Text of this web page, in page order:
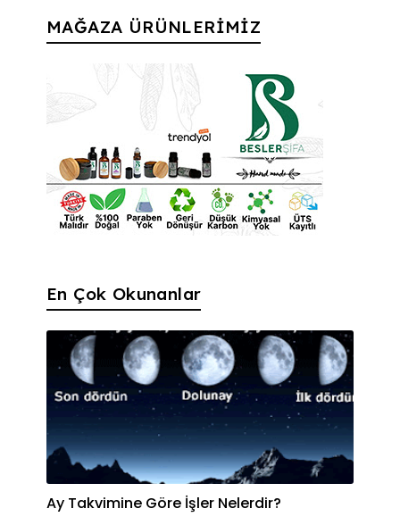
MAĞAZA ÜRÜNLERİMİZ
En Çok Okunanlar
Ay Takvimine Göre İşler Nelerdir?